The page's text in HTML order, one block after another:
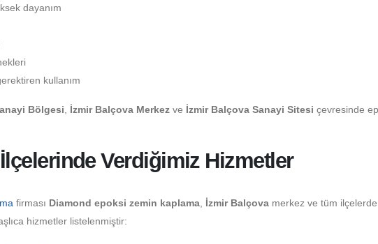
dayanım
kullanım
Bölgesi İzmir Balçova Merkez ve İzmir Balçova Sanayi Sitesi çevresinde
Verdiğimiz Hizmetler
firması Diamond epoksi zemin kaplama İzmir Balçova merkez ve tüm
hizmetler listelenmiştir: